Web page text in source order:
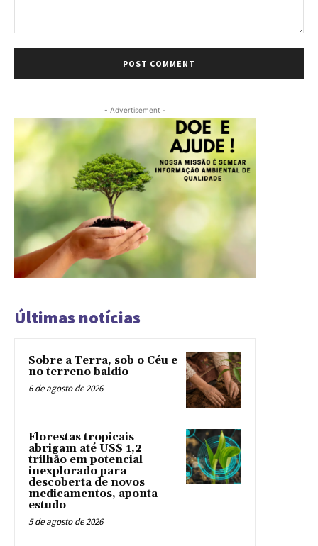
- Advertisement -
Últimas notícias
Sobre a Terra, sob o Céu e
no terreno baldio
6 de agosto de 2026
Florestas tropicais
abrigam até US$ 1,2
trilhão em potencial
inexplorado para
descoberta de novos
medicamentos, aponta
estudo
5 de agosto de 2026